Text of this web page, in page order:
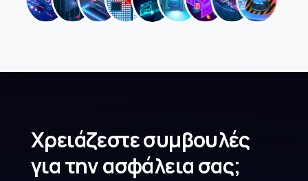
Χρειάζεστε συμβουλές
για την ασφάλεια σας;